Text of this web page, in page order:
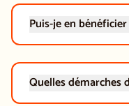
Puis-je en
Quelles démarches